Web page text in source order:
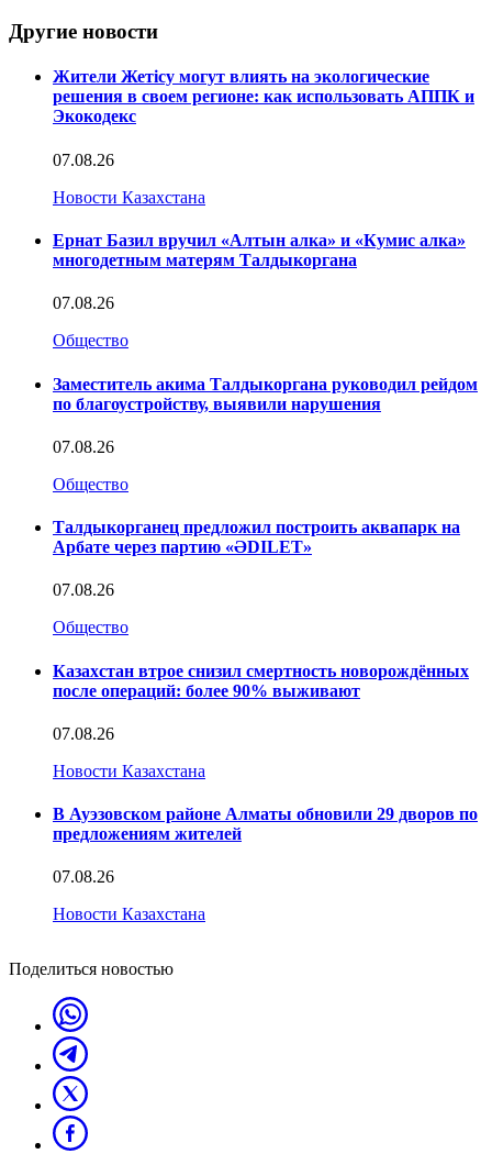
Другие новости
Жители Жетісу могут влиять на экологические
решения в своем регионе: как использовать АППК и
Экокодекс
07.08.26
Новости Казахстана
Ернат Базил вручил «Алтын алка» и «Кумис алка»
многодетным матерям Талдыкоргана
07.08.26
Общество
Заместитель акима Талдыкоргана руководил рейдом
по благоустройству, выявили нарушения
07.08.26
Общество
Талдыкорганец предложил построить аквапарк на
Арбате через партию «ӘDILET»
07.08.26
Общество
Казахстан втрое снизил смертность новорождённых
после операций: более 90% выживают
07.08.26
Новости Казахстана
В Ауэзовском районе Алматы обновили 29 дворов по
предложениям жителей
07.08.26
Новости Казахстана
Поделиться новостью